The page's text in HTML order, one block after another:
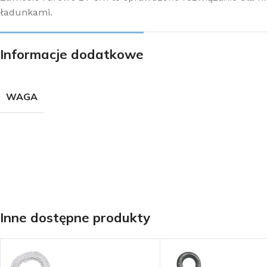
ładunkami.
Informacje dodatkowe
WAGA
Inne dostępne produkty